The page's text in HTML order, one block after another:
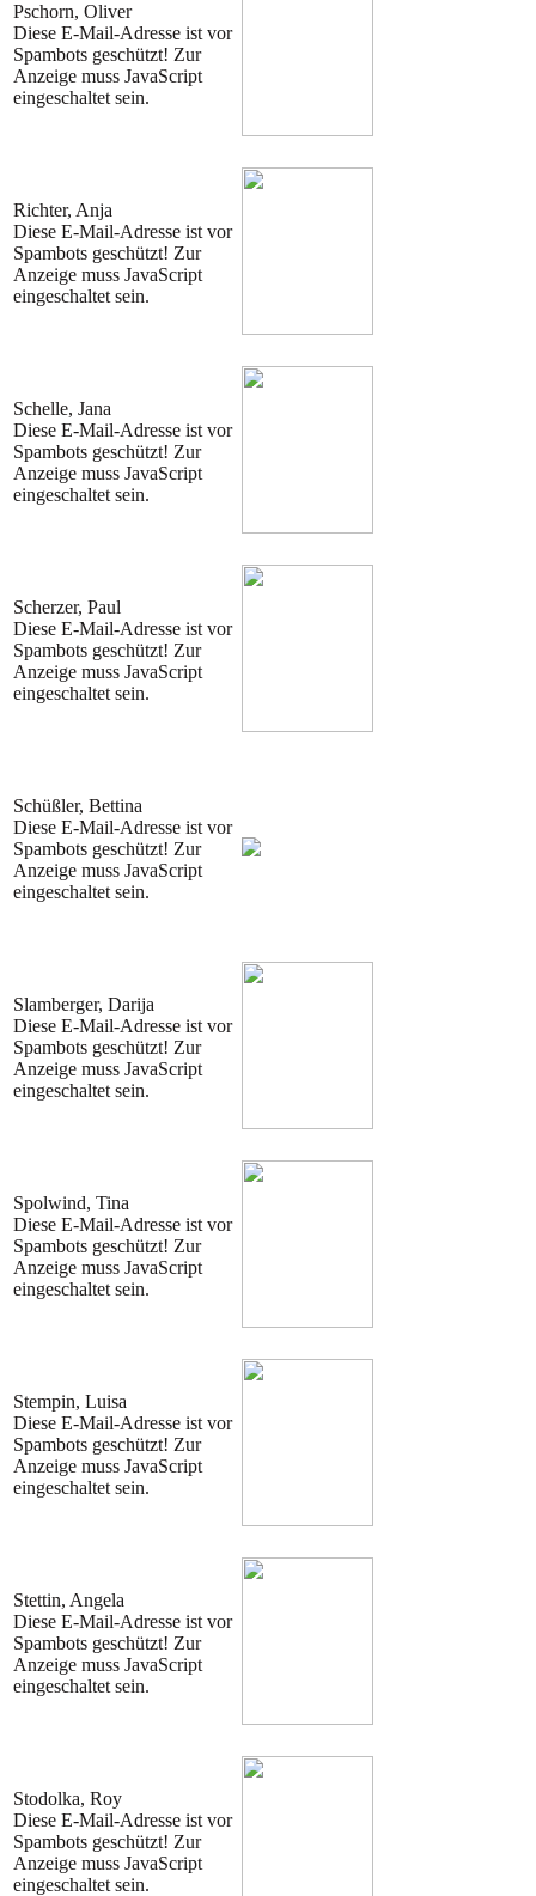
Pschorn, Oliver
Diese E-Mail-Adresse ist vor
Spambots geschützt! Zur
Anzeige muss JavaScript
eingeschaltet sein.
Richter, Anja
Diese E-Mail-Adresse ist vor
Spambots geschützt! Zur
Anzeige muss JavaScript
eingeschaltet sein.
Schelle, Jana
Diese E-Mail-Adresse ist vor
Spambots geschützt! Zur
Anzeige muss JavaScript
eingeschaltet sein.
Scherzer, Paul
Diese E-Mail-Adresse ist vor
Spambots geschützt! Zur
Anzeige muss JavaScript
eingeschaltet sein.
Schüßler, Bettina
Diese E-Mail-Adresse ist vor
Spambots geschützt! Zur
Anzeige muss JavaScript
eingeschaltet sein.
Slamberger, Darija
Diese E-Mail-Adresse ist vor
Spambots geschützt! Zur
Anzeige muss JavaScript
eingeschaltet sein.
Spolwind, Tina
Diese E-Mail-Adresse ist vor
Spambots geschützt! Zur
Anzeige muss JavaScript
eingeschaltet sein.
Stempin, Luisa
Diese E-Mail-Adresse ist vor
Spambots geschützt! Zur
Anzeige muss JavaScript
eingeschaltet sein.
Stettin, Angela
Diese E-Mail-Adresse ist vor
Spambots geschützt! Zur
Anzeige muss JavaScript
eingeschaltet sein.
Stodolka, Roy
Diese E-Mail-Adresse ist vor
Spambots geschützt! Zur
Anzeige muss JavaScript
eingeschaltet sein.